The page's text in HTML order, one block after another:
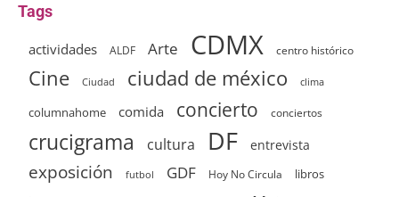
Tags
actividades ALDF Arte CDMX centro histórico
Cine Ciudad ciudad de méxico clima
columnahome comida concierto conciertos
crucigrama cultura DF entrevista
exposición futbol GDF Hoy No Circula libros